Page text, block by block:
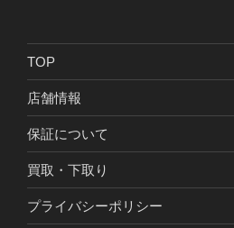
TOP
店舗情報
保証について
買取・下取り
プライバシーポリシー